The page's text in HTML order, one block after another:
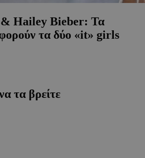
Hailey Bieber: Τα
τα δύο «it» girls
τα βρείτε